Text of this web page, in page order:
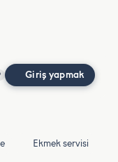
Giriş yapmak
Ekmek servisi